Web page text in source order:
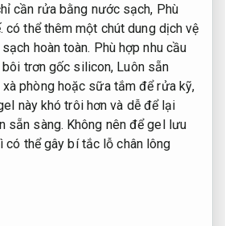
cần rửa bằng nước sạch, Phù
có thể thêm một chút dung dịch vệ
hoàn toàn. Phù hợp nhu cầu
trơn gốc silicon, Luôn sẵn
xà phòng hoặc sữa tắm để rửa kỹ,
này khó trôi hơn và dễ để lại
sẵn sàng. Không nên để gel lưu
có thể gây bí tắc lỗ chân lông